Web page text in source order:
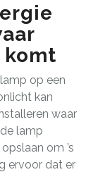
op een
kan
waar
lamp
om ’s
ervoor dat er